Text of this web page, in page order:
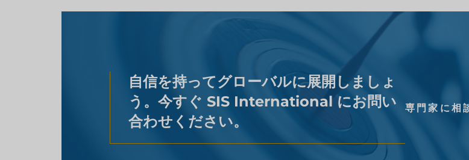
自信を持ってグローバルに展開しましょ
う。今すぐ SIS International にお問い
合わせください。
専門家に相